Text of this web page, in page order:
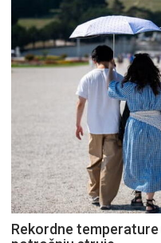
Rekordne